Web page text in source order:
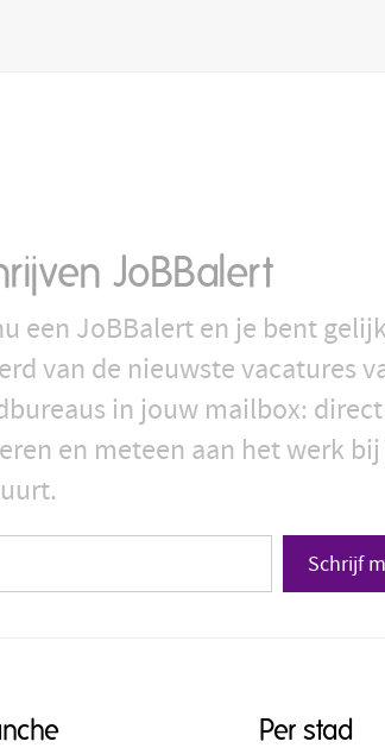
JoBBalert
een JoBBalert en je bent gelijk
van de nieuwste vacatures
in jouw mailbox: direct
en meteen aan het werk
Schrijf
Per stad